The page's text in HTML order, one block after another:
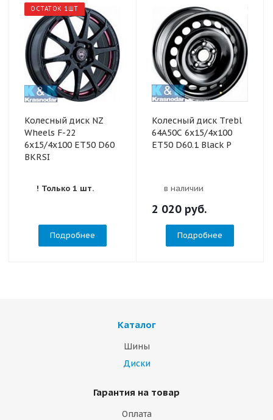
ОСТАТОК 1ШТ
Колесный диск NZ
Wheels F-22
6x15/4x100 ET50 D60
BKRSI
! Только 1 шт.
Подробнее
Колесный диск Trebl
64A50C 6x15/4x100
ET50 D60.1 Black P
в наличии
2 020 руб.
Подробнее
Каталог
Шины
Диски
Гарантия на товар
Оплата